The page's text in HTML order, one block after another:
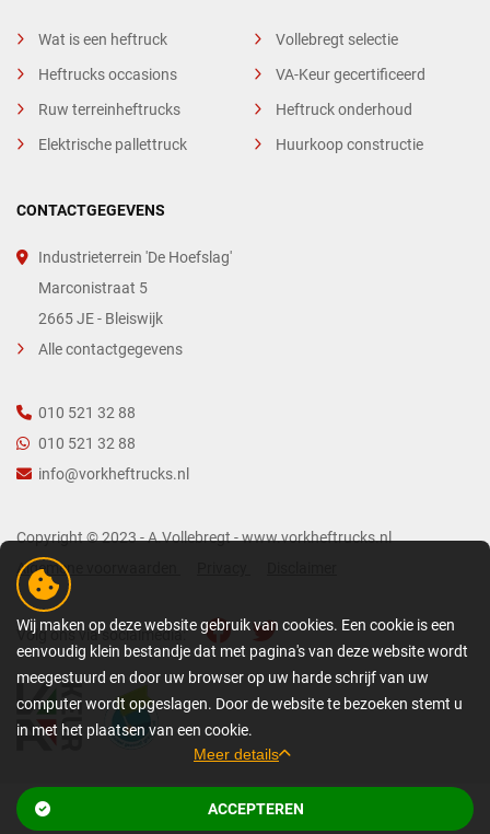
Wat is een heftruck
Heftrucks occasions
Ruw terreinheftrucks
Elektrische pallettruck
Vollebregt selectie
VA-Keur gecertificeerd
Heftruck onderhoud
Huurkoop constructie
CONTACTGEGEVENS
Industrieterrein 'De Hoefslag'
Marconistraat 5
2665 JE - Bleiswijk
Alle contactgegevens
010 521 32 88
010 521 32 88
info@vorkheftrucks.nl
Copyright © 2023 - A.Vollebregt - www.vorkheftrucks.nl
Algemene voorwaarden
Volg ons via socialmedia:
Bekijk gerelateerde pagina’s
Wij maken op deze website gebruik van cookies. Een cookie is een
eenvoudig klein bestandje dat met pagina's van deze website wordt
meegestuurd en door uw browser op uw harde schrijf van uw
computer wordt opgeslagen. Door de website te bezoeken stemt u
in met het plaatsen van een cookie.
Meer details
Een cookie is een eenvoudig klein bestandje dat met pagina's van deze
ACCEPTEREN